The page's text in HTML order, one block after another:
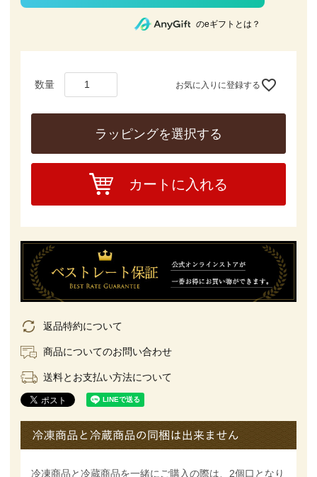
のeギフトとは？
お気に入りに登録する
ラッピングを選択する
カートに入れる
返品特約について
商品についてのお問い合わせ
送料とお支払い方法について
冷凍商品と冷蔵商品を一緒にご購入の際は、2個口となり